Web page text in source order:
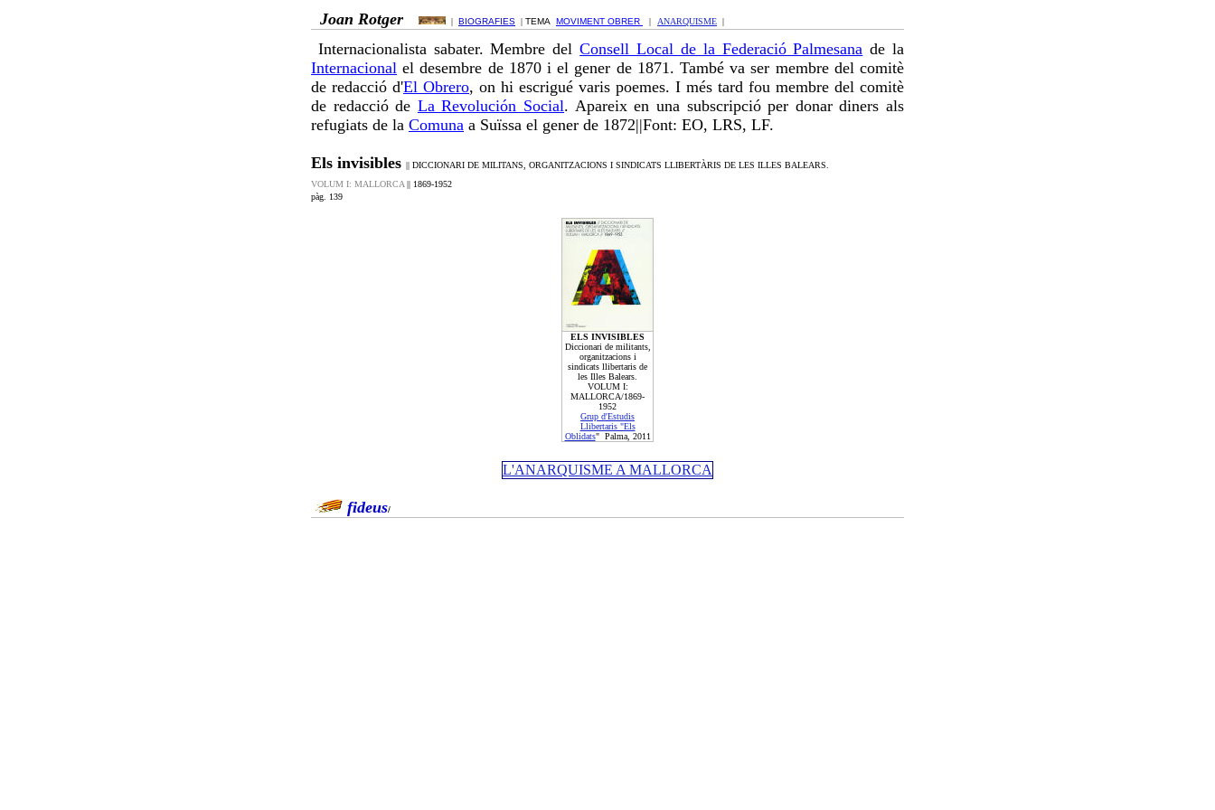
Joan Rotger | BIOGRAFIES | TEMA MOVIMENT OBRER | ANARQUISME |
Internacionalista sabater. Membre delConsell Local de la Federació Palmesana de la
Internacional el desembre de 1870 i el gener de 1871. També va ser membre del comitè
de redacció d'El Obrero, on hi escrigué varis poemes. I més tard fou membre del comitè
de redacció de La Revolución Social. Apareix en una subscripció per donar diners als
refugiats de la Comuna a Suïssa el gener de 1872||Font: EO, LRS, LF.
Els invisibles || DICCIONARI DE MILITANS, ORGANITZACIONS I SINDICATS LLIBERTÀRIS DE LES ILLES BALEARS.
VOLUM I: MALLORCA || 1869-1952
pàg. 139
ELS INVISIBLES
Diccionari de militants,
organitzacions i
sindicats llibertaris de
les Illes Balears.
VOLUM I:
MALLORCA/1869-
1952
Grup d'Estudis
Llibertaris "Els
Oblidats" Palma, 201 1
L'ANARQUISME A MALLORCA
fideus/